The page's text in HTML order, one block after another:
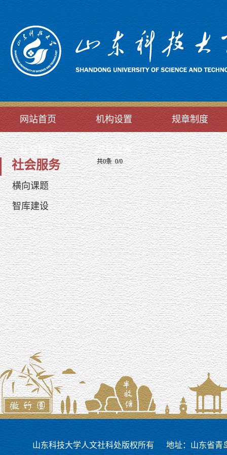
网站首页 机构设置 规章制度
社会服务 党员之家
社会服务
横向课题
智库建设
共0条 0/0
山东科技大学人文社科处版权所有 地址：山东省